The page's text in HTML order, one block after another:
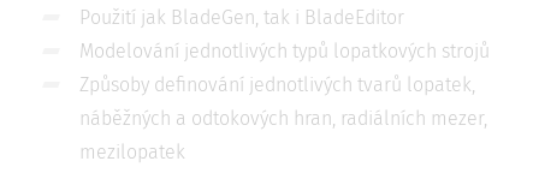
Použití jak BladeGen, tak i BladeEditor
Modelování jednotlivých typů lopatkových strojů
Způsoby definování jednotlivých tvarů lopatek,
náběžných a odtokových hran, radiálních mezer,
mezilopatek